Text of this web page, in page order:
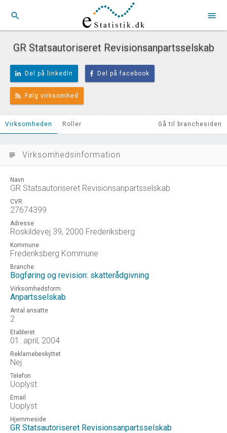
search menu
GR Statsautoriseret Revisionsanpartsselskab
Del på linkedIn Del på facebook
Følg virksomhed
Virksomheden Roller Gå til branchesiden
subject Virksomhedsinformation
Navn
GR Statsautoriseret Revisionsanpartsselskab
CVR
27674399
Adresse
Roskildevej 39, 2000 Frederiksberg
Kommune
Frederiksberg Kommune
Branche
Bogføring og revision: skatterådgivning
Virksomhedsform
Anpartsselskab
Antal ansatte
2
Etableret
01. april, 2004
Reklamebeskyttet
Nej
Telefon
Uoplyst
Email
Uoplyst
Hjemmeside
GR Statsautoriseret Revisionsanpartsselskab